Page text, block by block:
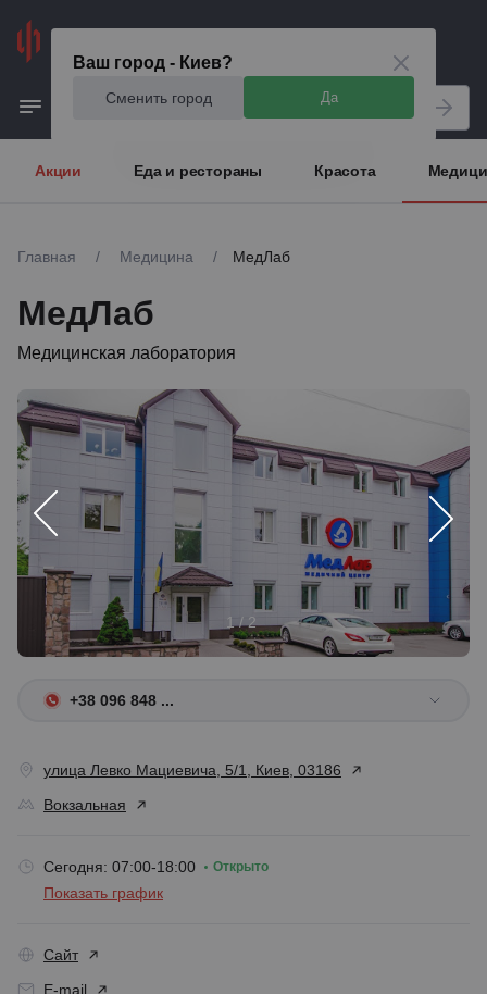
Ваш город - Киев?
Сменить город Да
Акции Еда и рестораны Красота
Главная / Медицина / МедЛаб
МедЛаб
Медицинская лаборатория
1 / 2
+38 096 848 ...
улица Левко Мациевича, 5/1, Киев, 03186
Вокзальная
Сегодня: 07:00-18:00 Открыто
Показать график
Сайт
E-mail